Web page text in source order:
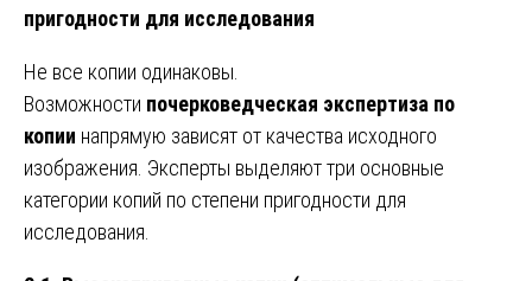
пригодности для исследования
Не все копии одинаковы.
Возможности почерковедческая экспертиза по
копии напрямую зависят от качества исходного
изображения. Эксперты выделяют три основные
категории копий по степени пригодности для
исследования.